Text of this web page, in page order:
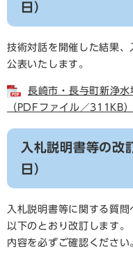
日）
技術対話を開催した結果
公表いたします。
長崎市・長与町新浄
（PDFファイル／311KB）
入札説明書等の改
日）
入札説明書等に関する質
以下のとおり改訂します。
内容を必ずご確認ください